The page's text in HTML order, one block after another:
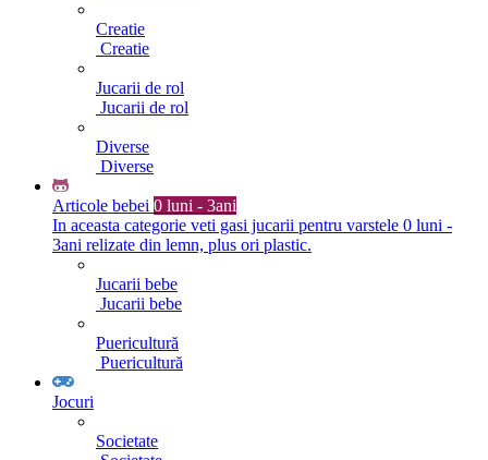
Creatie
Creatie
Jucarii de rol
Jucarii de rol
Diverse
Diverse
Articole bebei 0 luni - 3ani
In aceasta categorie veti gasi jucarii pentru varstele 0 luni -
3ani relizate din lemn, plus ori plastic.
Jucarii bebe
Jucarii bebe
Puericultură
Puericultură
Jocuri
Societate